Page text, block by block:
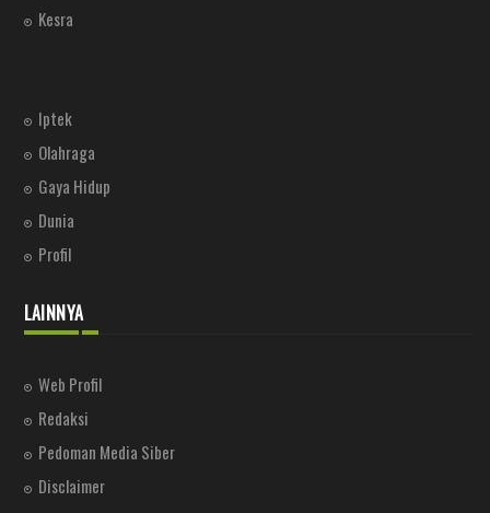
Kesra
Iptek
Olahraga
Gaya Hidup
Dunia
Profil
LAINNYA
Web Profil
Redaksi
Pedoman Media Siber
Disclaimer